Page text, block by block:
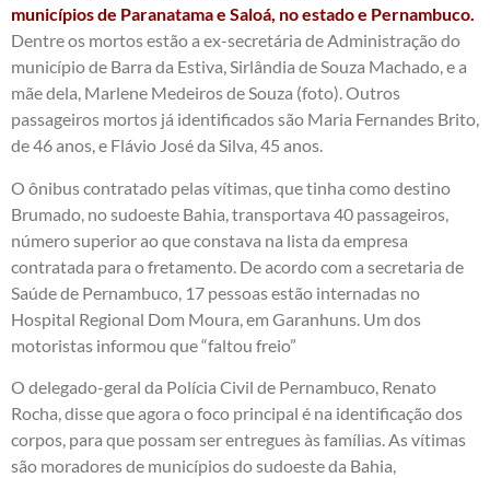
municípios de Paranatama e Saloá, no estado e Pernambuco.
Dentre os mortos estão a ex-secretária de Administração do
município de Barra da Estiva, Sirlândia de Souza Machado, e a
mãe dela, Marlene Medeiros de Souza (foto). Outros
passageiros mortos já identificados são Maria Fernandes Brito,
de 46 anos, e Flávio José da Silva, 45 anos.
O ônibus contratado pelas vítimas, que tinha como destino
Brumado, no sudoeste Bahia, transportava 40 passageiros,
número superior ao que constava na lista da empresa
contratada para o fretamento. De acordo com a secretaria de
Saúde de Pernambuco, 17 pessoas estão internadas no
Hospital Regional Dom Moura, em Garanhuns. Um dos
motoristas informou que “faltou freio”
O delegado-geral da Polícia Civil de Pernambuco, Renato
Rocha, disse que agora o foco principal é na identificação dos
corpos, para que possam ser entregues às famílias. As vítimas
são moradores de municípios do sudoeste da Bahia,